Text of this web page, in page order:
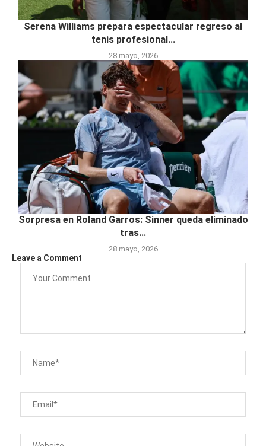
Serena Williams prepara espectacular regreso al
tenis profesional...
28 mayo, 2026
Sorpresa en Roland Garros: Sinner queda eliminado
tras...
28 mayo, 2026
Leave a Comment